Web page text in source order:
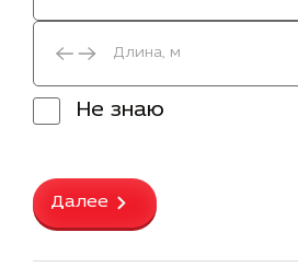
Не знаю
Далее